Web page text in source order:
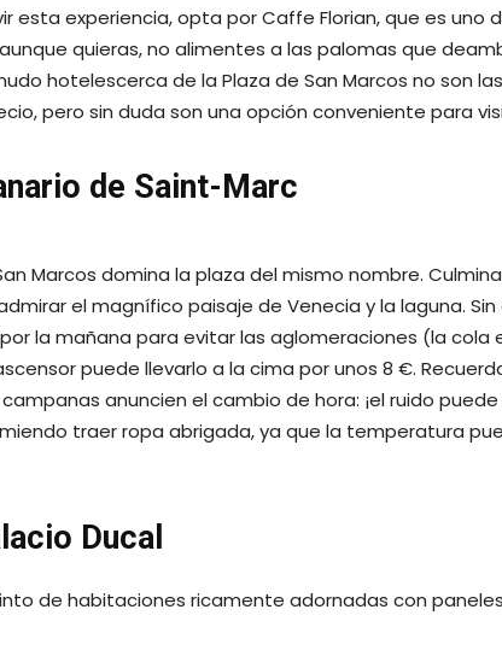
esta experiencia, opta por Caffe Florian, que es uno
quieras, no alimentes a las palomas que
hotelescerca de la Plaza de San Marcos no son
pero sin duda son una opción conveniente para
de Saint-Marc
Marcos domina la plaza del mismo nombre.
el magnífico paisaje de Venecia y la laguna.
la mañana para evitar las aglomeraciones (la cola
puede llevarlo a la cima por unos 8 €.
anuncien el cambio de hora: ¡el ruido puede
traer ropa abrigada, ya que la temperatura
Ducal
de habitaciones ricamente adornadas con